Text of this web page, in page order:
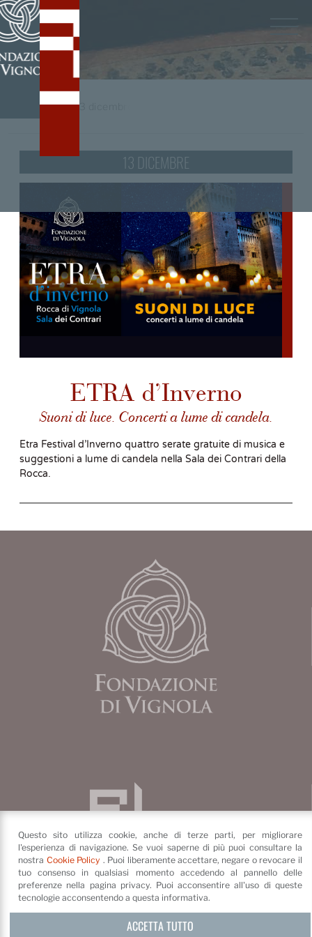
/tag 13 dicembre
13 DICEMBRE
ETRA d’Inverno
Suoni di luce. Concerti a lume di candela.
Etra Festival d’Inverno quattro serate gratuite di musica e
suggestioni a lume di candela nella Sala dei Contrari della
Rocca.
Questo sito utilizza cookie, anche di terze parti, per migliorare
l'esperienza di navigazione. Se vuoi saperne di più puoi consultare la
nostra Cookie Policy . Puoi liberamente accettare, negare o revocare il
tuo consenso in qualsiasi momento accedendo al pannello delle
preferenze nella pagina privacy. Puoi acconsentire all'uso di queste
tecnologie acconsentendo a questa informativa.
ACCETTA TUTTO